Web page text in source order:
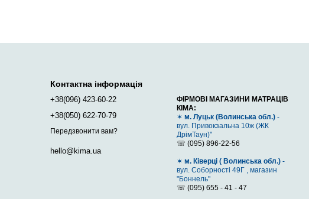
Контактна інформація
+38(096) 423-60-22
+38(050) 622-70-79
Передзвонити вам?
hello@kima.ua
ФІРМОВІ МАГАЗИНИ МАТРАЦІВ
КІМА:
✶ м. Луцьк (Волинська обл.) -
вул. Привокзальна 10ж (ЖК
ДрімТаун)"
☏ (095) 896-22-56
✶ м. Ківерці ( Волинська обл.) -
вул. Соборності 49Г , магазин
"Боннель"
☏ (095) 655 - 41 - 47